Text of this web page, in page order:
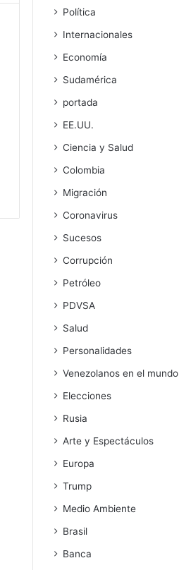
Política
Internacionales
Economía
Sudamérica
portada
EE.UU.
Ciencia y Salud
Colombia
Migración
Coronavirus
Sucesos
Corrupción
Petróleo
PDVSA
Salud
Personalidades
Venezolanos en el mundo
Elecciones
Rusia
Arte y Espectáculos
Europa
Trump
Medio Ambiente
Brasil
Banca